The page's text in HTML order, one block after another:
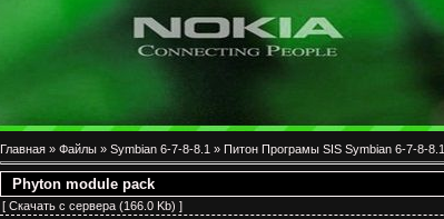
Главная » Файлы » Symbian 6-7-8-8.1 » Питон Програмы SIS Symbian 6-7-8-8.1
Phyton module pack
[ Скачать с сервера (166.0 Kb) ]